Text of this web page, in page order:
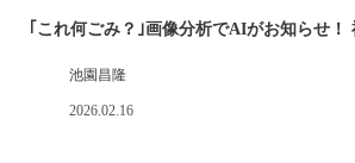
｢これ何ごみ？｣画像分析でAIがお知らせ
池園昌隆
2026.02.16